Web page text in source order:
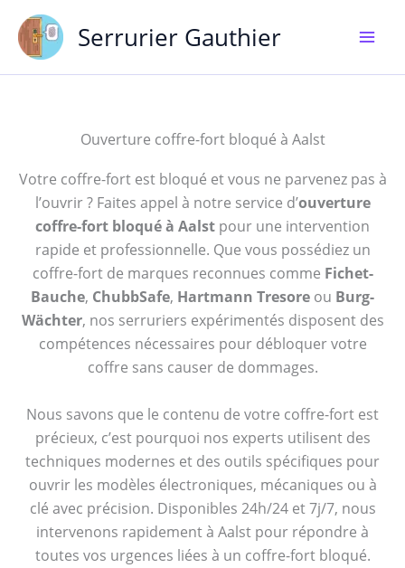
contenu
Serrurier Gauthier
Ouverture coffre-fort bloqué à Aalst
Votre coffre-fort est bloqué et vous ne parvenez pas à
l’ouvrir ? Faites appel à notre service d’ouverture
coffre-fort bloqué à Aalst pour une intervention
rapide et professionnelle. Que vous possédiez un
coffre-fort de marques reconnues comme Fichet-
Bauche, ChubbSafe, Hartmann Tresore ou Burg-
Wächter, nos serruriers expérimentés disposent des
compétences nécessaires pour débloquer votre
coffre sans causer de dommages.
Nous savons que le contenu de votre coffre-fort est
précieux, c’est pourquoi nos experts utilisent des
techniques modernes et des outils spécifiques pour
ouvrir les modèles électroniques, mécaniques ou à
clé avec précision. Disponibles 24h/24 et 7j/7, nous
intervenons rapidement à Aalst pour répondre à
toutes vos urgences liées à un coffre-fort bloqué.